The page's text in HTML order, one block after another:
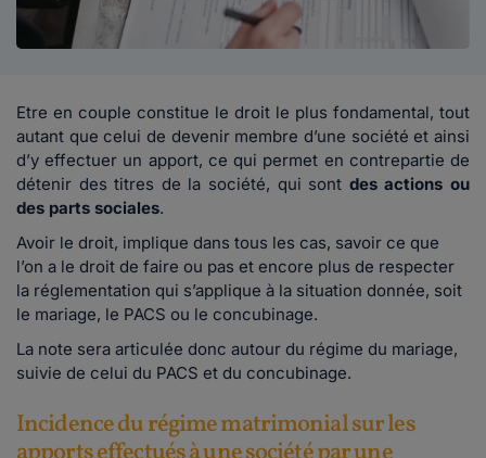
Etre en couple constitue le droit le plus fondamental, tout
autant que celui de devenir membre d’une société et ainsi
d’y effectuer un apport, ce qui permet en contrepartie de
détenir des titres de la société, qui sont des actions ou
des parts sociales.
Avoir le droit, implique dans tous les cas, savoir ce que
l’on a le droit de faire ou pas et encore plus de respecter
la réglementation qui s’applique à la situation donnée, soit
le mariage, le PACS ou le concubinage.
La note sera articulée donc autour du régime du mariage,
suivie de celui du PACS et du concubinage.
Incidence du régime matrimonial sur les